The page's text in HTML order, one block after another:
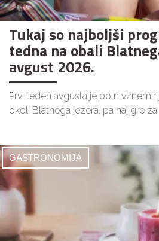
Tukaj so najboljši
tedna na obali
avgust 2026.
Prvi teden avgusta je poln
okoli Blatnega jezera, pa naj gre za
GASTRONOMIJA